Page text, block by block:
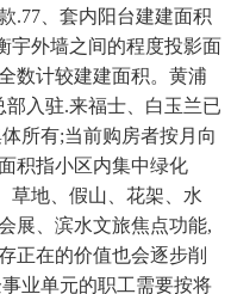
.77、套内阳台建建面积
宇外墙之间的程度投影面
数计较建建面积。黄浦
⼊驻.来福士、白玉兰已
所有;当前购房者按月向
积指小区内集中绿化
草地、假山、花架、水
展、滨水文旅焦点功能,
正在的价值也会逐步削
业单元的职工需要按将